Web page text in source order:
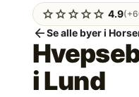
starstarstarstarstar 4.9
arrow_backSe alle byer i
iLund